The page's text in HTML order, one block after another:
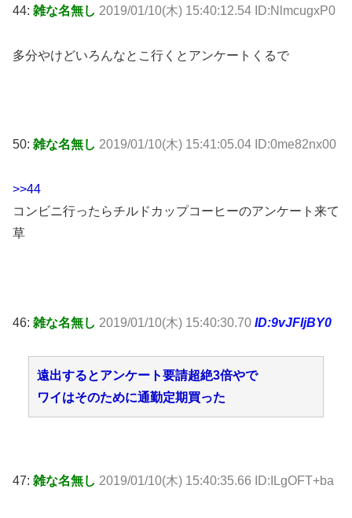
44: 雑な名無し 2019/01/10(木) 15:40:12.54 ID:NlmcugxP0
多分やけどいろんなとこ行くとアンケートくるで
50: 雑な名無し 2019/01/10(木) 15:41:05.04 ID:0me82nx00
>>44
コンビニ行ったらチルドカップコーヒーのアンケート来て
草
46: 雑な名無し 2019/01/10(木) 15:40:30.70 ID:9vJFIjBY0
遠出するとアンケート要請超絶3倍やで
ワイはそのために通勤定期買った
47: 雑な名無し 2019/01/10(木) 15:40:35.66 ID:ILgOFT+ba